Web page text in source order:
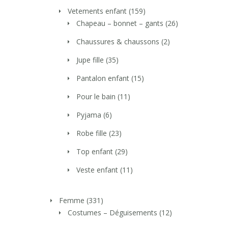
Vetements enfant (159)
Chapeau – bonnet – gants (26)
Chaussures & chaussons (2)
Jupe fille (35)
Pantalon enfant (15)
Pour le bain (11)
Pyjama (6)
Robe fille (23)
Top enfant (29)
Veste enfant (11)
Femme (331)
Costumes – Déguisements (12)